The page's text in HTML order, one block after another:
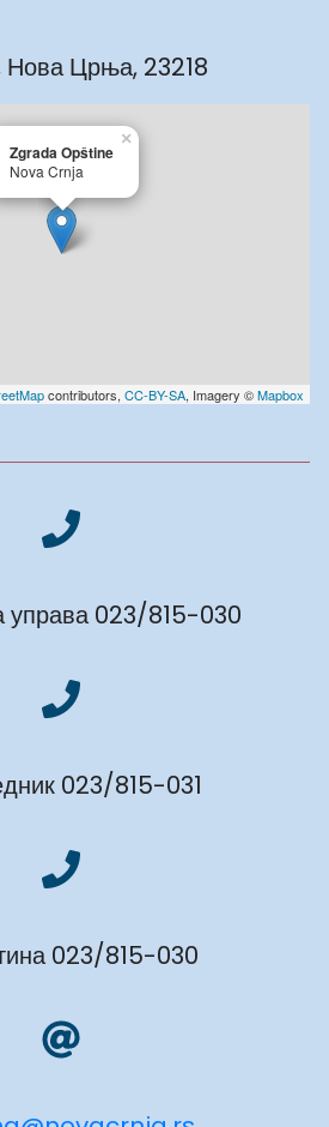
Нова Црња, 23218
Zgrada Opštine
Nova Crnja
×
contributors, CC-BY-SA, Imagery ©Mapbox
управа 023/815-030
023/815-031
023/815-030